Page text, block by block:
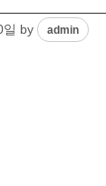
by admin